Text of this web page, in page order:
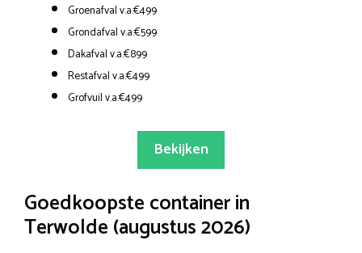
Groenafval v.a.€499
Grondafval v.a.€599
Dakafval v.a.€899
Restafval v.a.€499
Grofvuil v.a.€499
Bekijken
Goedkoopste container in
Terwolde (augustus 2026)